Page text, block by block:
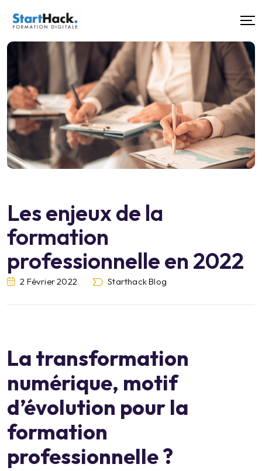
Les enjeux de la
formation
professionnelle en 2022
2 Février 2022 Starthack Blog
La transformation
numérique, motif
d’évolution pour la
formation
professionnelle ?